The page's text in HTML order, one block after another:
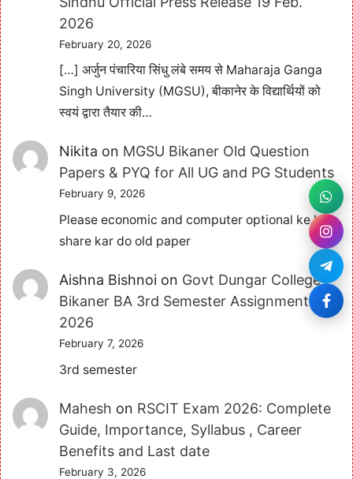
2026
February 20, 2026
[…] अर्जुन पंचारिया सिंधु लंबे समय से Maharaja Ganga
Singh University (MGSU), बीकानेर के विद्यार्थियों को
स्वयं द्वारा तैयार की…
Nikita on MGSU Bikaner Old Question
Papers & PYQ for All UG and PG Students
February 9, 2026
Please economic and computer optional ke bhi
share kar do old paper
Aishna Bishnoion Govt Dungar College
Bikaner BA 3rd Semester Assignment
2026
February 7, 2026
3rd semester
Mahesh on RSCIT Exam 2026: Complete
Guide, Importance, Syllabus , Career
Benefits and Last date
February 3, 2026